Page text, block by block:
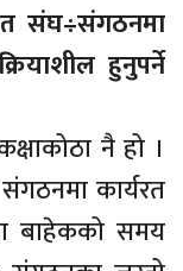
त संघ÷संगठनमा
हुनुपर्ने
नै हो ।
कार्यरत
बाहेकको समय